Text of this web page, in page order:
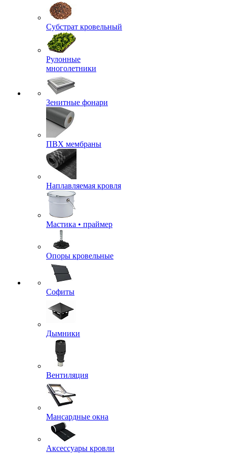
Субстрат кровельный
Рулонные
многолетники
Зенитные фонари
ПВХ мембраны
Наплавляемая кровля
Мастика • праймер
Опоры кровельные
Софиты
Дымники
Вентиляция
Мансардные окна
Аксессуары кровли